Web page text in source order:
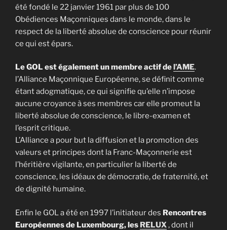
été fondé le 22 janvier 1961 par plus de 100
Obédiences Maçonniques dans le monde, dans le
respect de la liberté absolue de conscience pour réunir
ce qui est épars.
Le GOL est également un membre actif del’AME.
l’Alliance Maçonnique Européenne, se définit comme
étant adogmatique, ce qui signifie qu’elle n’impose
aucune croyance à ses membres car elle promeut la
liberté absolue de conscience, le libre-examen et
l’esprit critique.
L’Alliance a pour but la diffusion et la promotion des
valeurs et principes dont la Franc-Maçonnerie est
l’héritière vigilante, en particulier la liberté de
conscience, les idéaux de démocratie, de fraternité, et
de dignité humaine.
Enfin le GOL a été en 1997 l’initiateur des Rencontres
Européennes de Luxembourg, les RELUX , dont il